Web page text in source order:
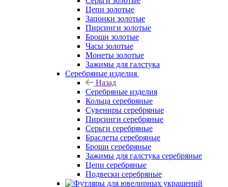
Цепи золотые
Запонки золотые
Пирсинги золотые
Броши золотые
Часы золотые
Монеты золотые
Зажимы для галстука
Серебряные изделия
Назад
Серебряные изделия
Кольца серебряные
Сувениры серебряные
Пирсинги серебряные
Серьги серебряные
Браслеты серебряные
Броши серебряные
Зажимы для галстука серебряные
Цепи серебряные
Подвески серебряные